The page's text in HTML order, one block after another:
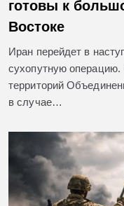
готовы к
Востоке
Иран перейдет в
сухопутную операцию.
территорий
в случае…